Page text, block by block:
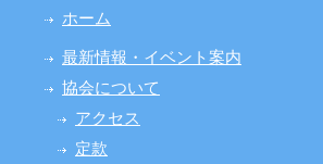
ホーム
最新情報・イベント案内
協会について
アクセス
定款